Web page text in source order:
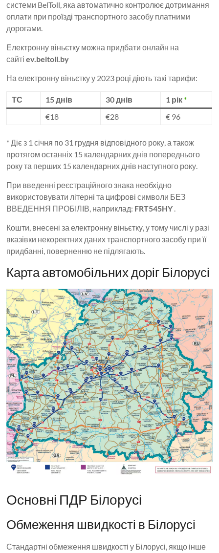
системи BelToll, яка автоматично контролює дотримання
оплати при проїзді транспортного засобу платними
дорогами.
Електронну віньєтку можна придбати онлайн на
сайтіev.beltoll.by
На електронну віньєтку у 2023 році діють такі тарифи:
ТС 15 днів 30 днів 1 рік*
€18
€28 € 96
* Діє з 1 січня по 31 грудня відповідного року, а також
протягом останніх 15 календарних днів попереднього
року та перших 15 календарних днів наступного року.
При введенні реєстраційного знака необхідно
використовувати літерні та цифрові символи БЕЗ
ВВЕДЕННЯ ПРОБІЛІВ, наприклад: FRT545HY.
Кошти, внесені за електронну віньєтку, у тому числі у разі
вказівки некоректних даних транспортного засобу при її
придбанні, поверненню не підлягають.
Карта автомобільних доріг Білорусі
Основні ПДР Білорусі
Обмеження швидкості в Білорусі
Стандартні обмеження швидкості у Білорусі, якщо інше